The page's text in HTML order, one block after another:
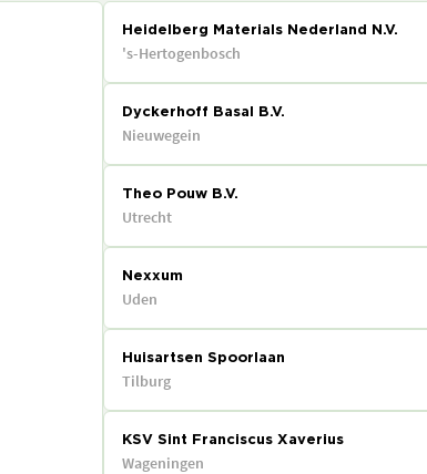
Heidelberg Materials Nederland N.V.
's-Hertogenbosch
Dyckerhoff Basal B.V.
Nieuwegein
Theo Pouw B.V.
Utrecht
Nexxum
Uden
Huisartsen Spoorlaan
Tilburg
KSV Sint Franciscus Xaverius
Wageningen